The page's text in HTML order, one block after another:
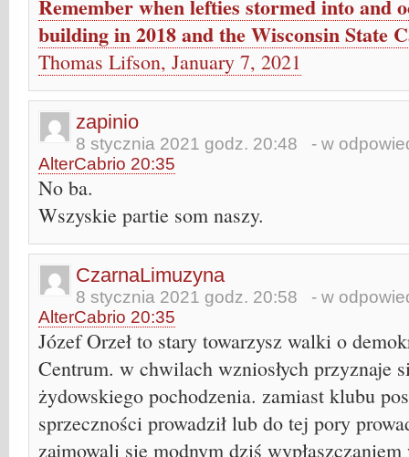
Remember when lefties stormed into and
building in 2018 and the Wisconsin State
Thomas Lifson, January 7, 2021
zapinio
8 stycznia 2021 godz. 20:48 - w
AlterCabrio 20:35
No ba.
Wszyskie partie som naszy.
CzarnaLimuzyna
8 stycznia 2021 godz. 20:58 - w
AlterCabrio 20:35
Józef Orzeł to stary towarzysz walki o
Centrum. w chwilach wzniosłych przyznaje
żydowskiego pochodzenia. zamiast klubu
sprzeczności prowadził lub do tej pory
zajmowali się modnym dziś